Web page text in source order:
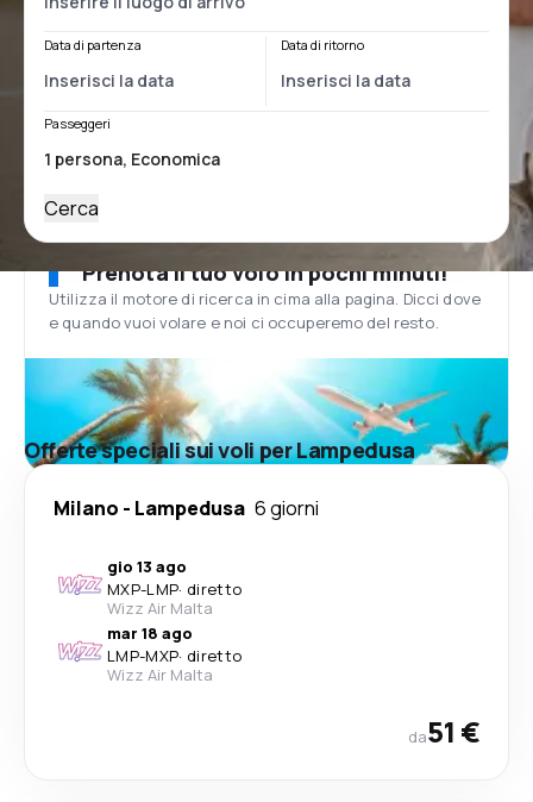
Data di partenza Data di ritorno
Passeggeri
Cerca
Prenota il tuo volo in pochi minuti!
Utilizza il motore di ricerca in cima alla pagina. Dicci dove
e quando vuoi volare e noi ci occuperemo del resto.
Offerte speciali sui voli per Lampedusa
Milano - Lampedusa 6 giorni
gio 13 ago
MXP-LMP· diretto
Wizz Air Malta
mar 18 ago
LMP-MXP· diretto
Wizz Air Malta
da51 €